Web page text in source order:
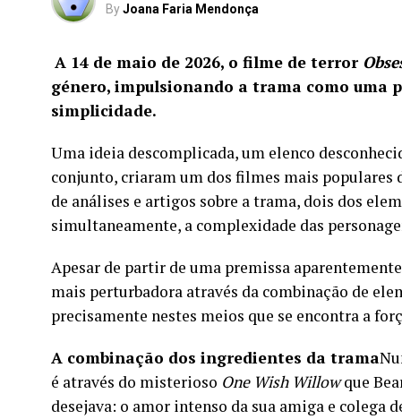
ByJoana Faria Mendonça
A 14 de maio de 2026, o filme de terror
género, impulsionando a trama como uma
simplicidade.
Uma ideia descomplicada, um elenco
conjunto, criaram um dos filmes mais populares
de análises e artigos sobre a trama, dois dos
simultaneamente, a complexidade das
Apesar de partir de uma premissa
mais perturbadora através da combinação de
precisamente nestes meios que se encontra a
A combinação dos ingredientes da trama
é através do misterioso One Wish Willowque
desejava: o amor intenso da sua amiga e